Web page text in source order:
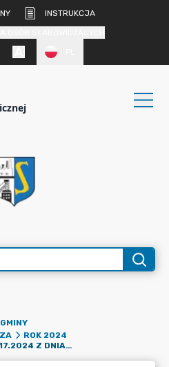
INSTRUKCJA
ROK 2024
ZARZĄDZENIE NR 0050.217.2024 Z DNIA 12 GRUDNIA 2024 ROKU W SPRAWIE POWOŁANIA KOMISJI KONKURSOWEJ DO PRZEPROWADZENIA POSTĘPOWANIA KONKURSOWEGO NA STANOWISKO DYREKTORA CENTRUM USŁUG WSPÓLNYCH W STĄPORKOWIE